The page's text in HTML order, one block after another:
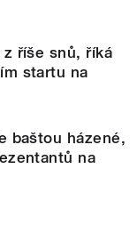
říše snů, říká
startu na
baštou házené,
na